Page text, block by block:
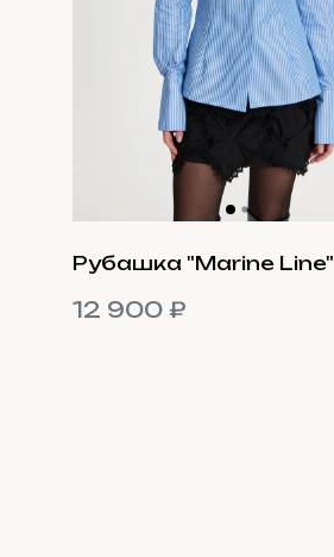
Рубашка "Marine Line"
12 900 ₽